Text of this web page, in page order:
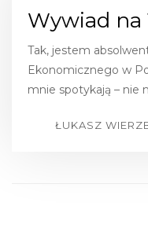
Wywiad na
Tak, jestem
Ekonomicznego w
mnie spotykają – nie
ŁUKASZ